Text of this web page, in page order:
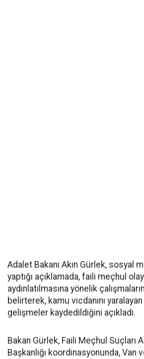
Adalet Bakanı Akın Gürlek, sosyal
yaptığı açıklamada, faili meçhul
aydınlatılmasına yönelik
belirterek, kamu vicdanını
gelişmeler kaydedildiğini açıkladı.
Bakan Gürlek, Faili Meçhul Suçları
Başkanlığı koordinasyonunda, Van